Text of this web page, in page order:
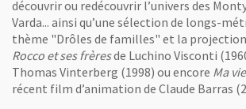
découvrir ou redécouvrir l’univers des
Varda... ainsi qu’une sélection de longs-
thème "Drôles de familles" et la
Rocco et ses frèresde Luchino Visconti
Thomas Vinterberg (1998) ou encore Ma
récent film d’animation de Claude Barras